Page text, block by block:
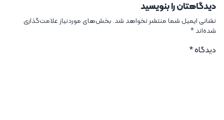
دیدگاهتان را بنویسید
نشانی ایمیل شما منتشر نخواهد شد. بخش‌های موردنیاز علامت‌گذاری
شده‌اند*
دیدگاه*